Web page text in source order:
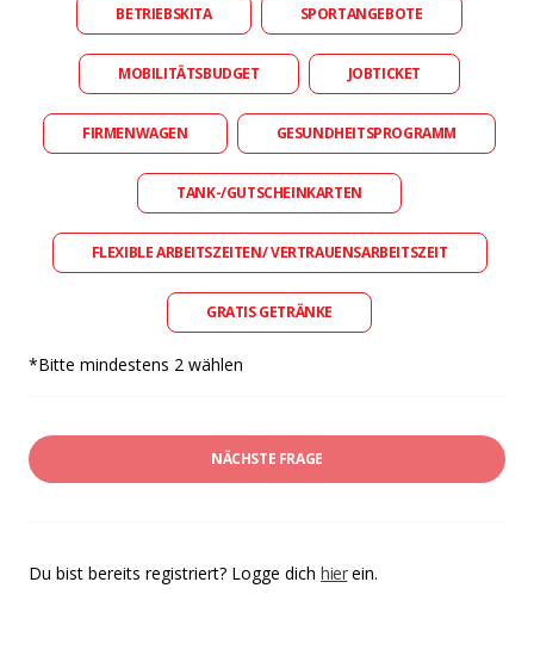
BETRIEBSKITA SPORTANGEBOTE
MOBILITÄTSBUDGET JOBTICKET
FIRMENWAGEN GESUNDHEITSPROGRAMM
TANK-/GUTSCHEINKARTEN
FLEXIBLE ARBEITSZEITEN/ VERTRAUENSARBEITSZEIT
GRATIS GETRÄNKE
*Bitte mindestens 2 wählen
NÄCHSTE FRAGE
Du bist bereits registriert? Logge dich hierein.